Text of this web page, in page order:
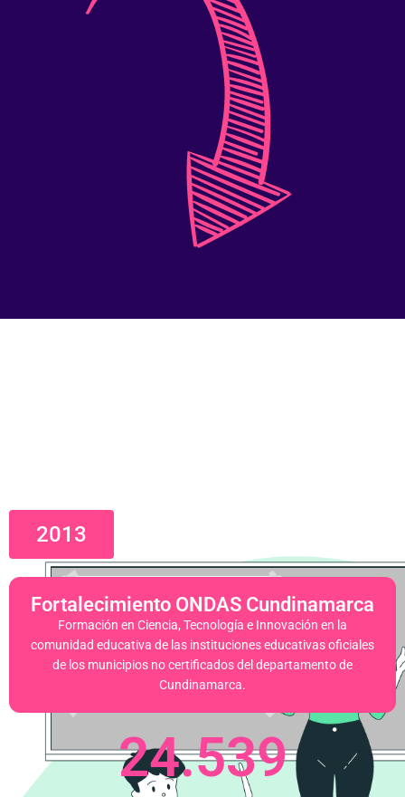
2013
Fortalecimiento ONDAS Cundinamarca
Formación en Ciencia, Tecnología e Innovación en la
comunidad educativa de las instituciones educativas oficiales
de los municipios no certificados del departamento de
Cundinamarca.
24.539